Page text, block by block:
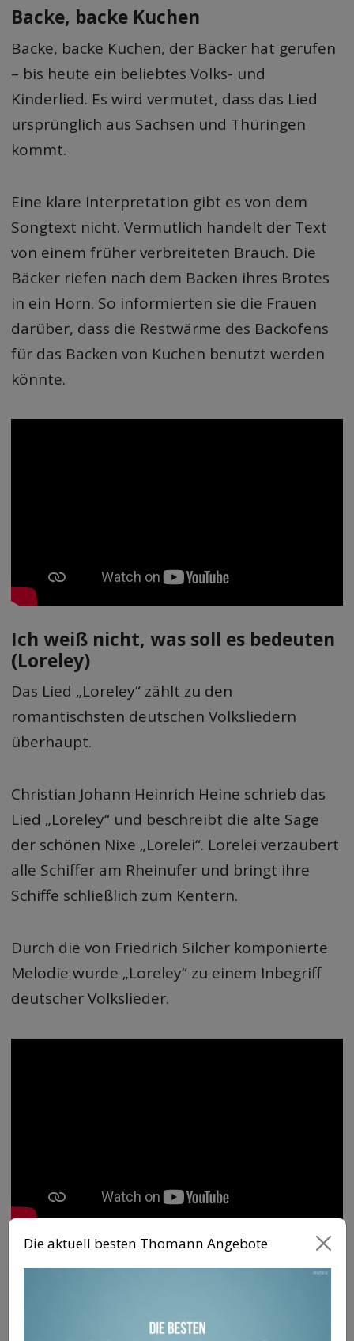
Backe, backe Kuchen
Backe, backe Kuchen, der Bäcker hat gerufen
– bis heute ein beliebtes Volks- und
Kinderlied. Es wird vermutet, dass das Lied
ursprünglich aus Sachsen und Thüringen
kommt.
Eine klare Interpretation gibt es von dem
Songtext nicht. Vermutlich handelt der Text
von einem früher verbreiteten Brauch. Die
Bäcker riefen nach dem Backen ihres Brotes
in ein Horn. So informierten sie die Frauen
darüber, dass die Restwärme des Backofens
für das Backen von Kuchen benutzt werden
könnte.
Ich weiß nicht, was soll es bedeuten
(Loreley)
Das Lied „Loreley“ zählt zu den
romantischsten deutschen Volksliedern
überhaupt.
Christian Johann Heinrich Heine schrieb das
Lied „Loreley“ und beschreibt die alte Sage
der schönen Nixe „Lorelei“. Lorelei verzaubert
alle Schiffer am Rheinufer und bringt ihre
Schiffe schließlich zum Kentern.
Durch die von Friedrich Silcher komponierte
Melodie wurde „Loreley“ zu einem Inbegriff
deutscher Volkslieder.
Die aktuell besten Thomann Angebote